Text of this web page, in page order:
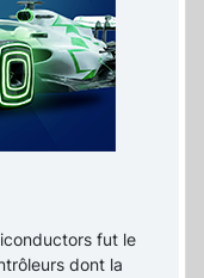
fut le
dont la